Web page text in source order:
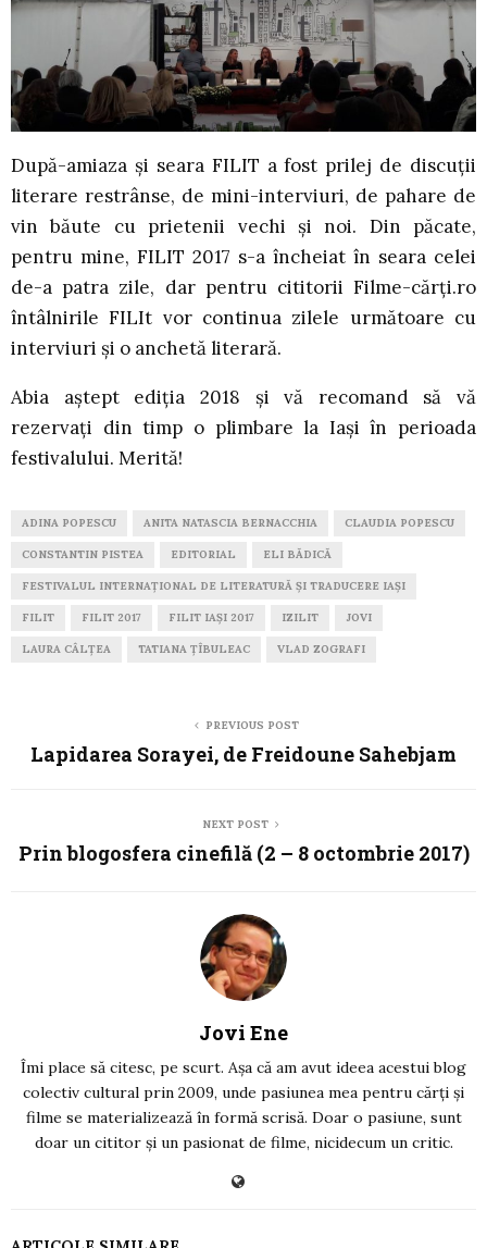
După-amiaza și seara FILIT a fost prilej de discuții
literare restrânse, de mini-interviuri, de pahare de
vin băute cu prietenii vechi și noi. Din păcate,
pentru mine, FILIT 2017 s-a încheiat în seara celei
de-a patra zile, dar pentru cititorii Filme-cărți.ro
întâlnirile FILIt vor continua zilele următoare cu
interviuri și o anchetă literară.
Abia aștept ediția 2018 și vă recomand să vă
rezervați din timp o plimbare la Iași în perioada
festivalului. Merită!
ADINA POPESCU ANITA NATASCIA BERNACCHIA CLAUDIA POPESCU
CONSTANTIN PISTEA EDITORIAL ELI BĂDICĂ
FESTIVALUL INTERNAȚIONAL DE LITERATURĂ ȘI TRADUCERE IAȘI
FILIT FILIT 2017 FILIT IAȘI 2017 IZILIT JOVI
LAURA CÂLȚEA TATIANA ȚÎBULEAC VLAD ZOGRAFI
PREVIOUS POST
Lapidarea Sorayei, de Freidoune Sahebjam
NEXT POST
Prin blogosfera cinefilă (2 – 8 octombrie 2017)
Jovi Ene
Îmi place să citesc, pe scurt. Așa că am avut ideea acestui blog
colectiv cultural prin 2009, unde pasiunea mea pentru cărți și
filme se materializează în formă scrisă. Doar o pasiune, sunt
doar un cititor și un pasionat de filme, nicidecum un critic.